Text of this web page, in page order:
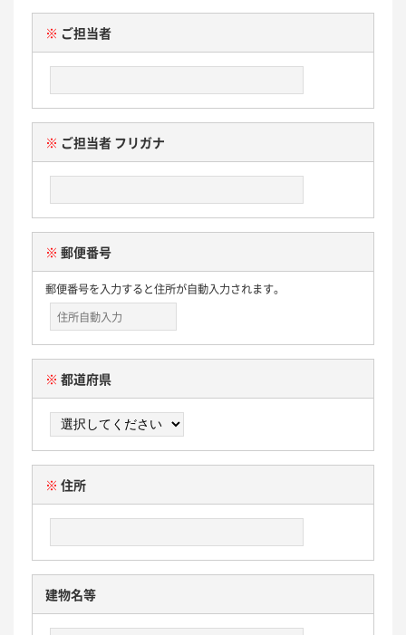
※ ご担当者
※ ご担当者 フリガナ
※ 郵便番号
郵便番号を入力すると住所が自動入力されます。
※ 都道府県
※ 住所
建物名等